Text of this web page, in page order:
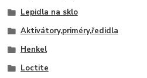
Lepidla na sklo
Aktivátory,priméry,ředidla
Henkel
Loctite